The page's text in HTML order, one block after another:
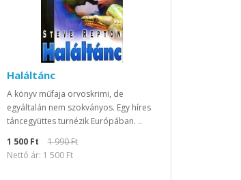
Haláltánc
A könyv műfaja orvoskrimi, de
egyáltalán nem szokványos. Egy híres
táncegyüttes turnézik Európában. ..
1 500 Ft
1 990 Ft
Nettó ár: 1 500 Ft